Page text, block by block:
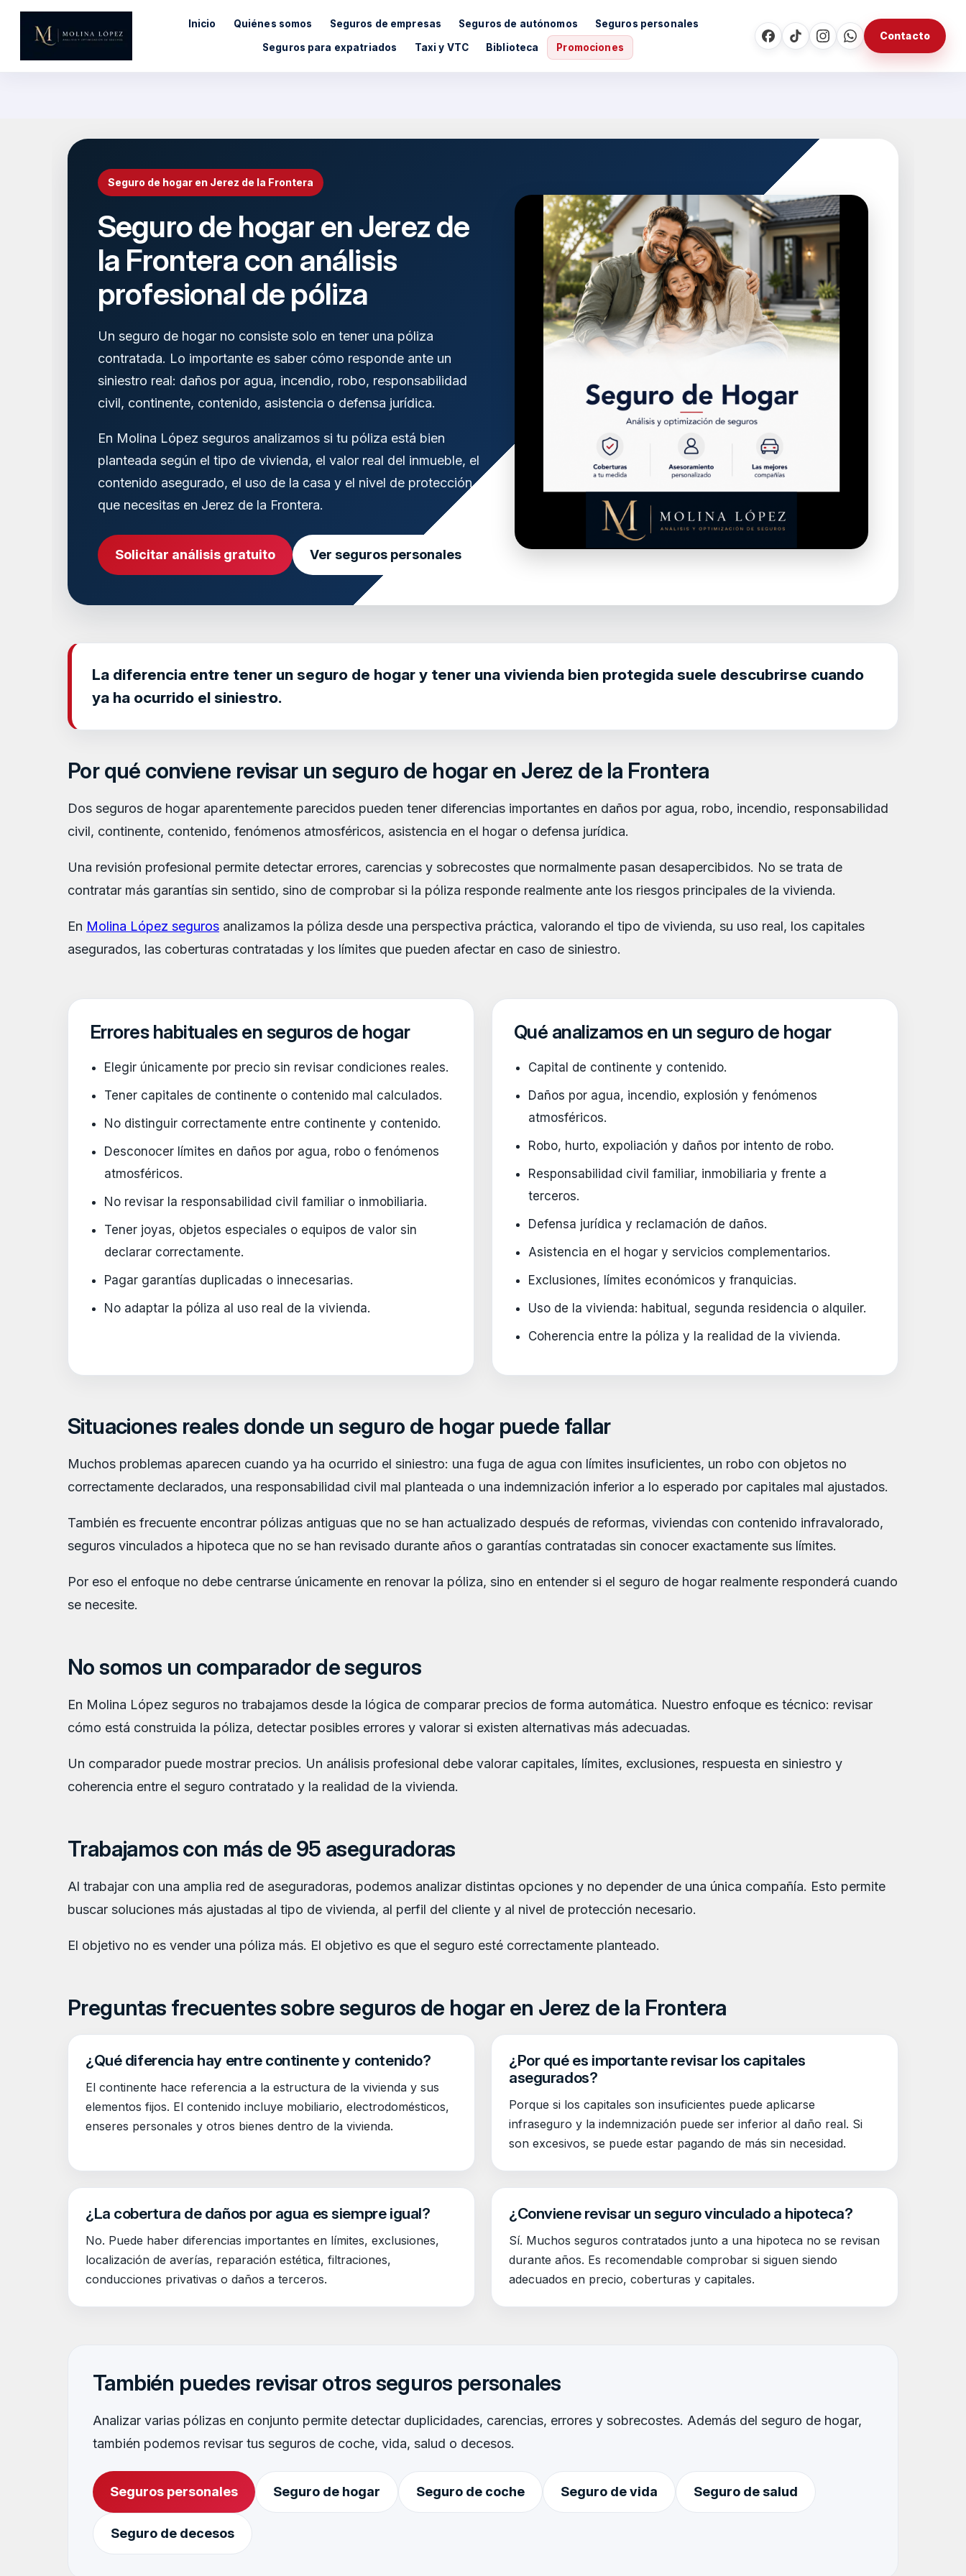
Saltar
contenido
Inicio Quiénes somos Seguros de empresas Seguros de autónomos Seguros personales
Seguros para expatriados Taxi y VTC Biblioteca Promociones
Contacto
Seguro de hogar en Jerez de la Frontera
Seguro de hogar en Jerez de
la Frontera con análisis
profesional de póliza
Un seguro de hogar no consiste solo en tener una póliza
contratada. Lo importante es saber cómo responde ante un
siniestro real: daños por agua, incendio, robo, responsabilidad
civil, continente, contenido, asistencia o defensa jurídica.
En Molina López seguros analizamos si tu póliza está bien
planteada según el tipo de vivienda, el valor real del inmueble, el
contenido asegurado, el uso de la casa y el nivel de protección
que necesitas en Jerez de la Frontera.
Solicitar análisis gratuito Ver seguros personales
La diferencia entre tener un seguro de hogar y tener una vivienda bien protegida suele descubrirse cuando
ya ha ocurrido el siniestro.
Por qué conviene revisar un seguro de hogar en Jerez de la Frontera
Dos seguros de hogar aparentemente parecidos pueden tener diferencias importantes en daños por agua, robo, incendio, responsabilidad
civil, continente, contenido, fenómenos atmosféricos, asistencia en el hogar o defensa jurídica.
Una revisión profesional permite detectar errores, carencias y sobrecostes que normalmente pasan desapercibidos. No se trata de
contratar más garantías sin sentido, sino de comprobar si la póliza responde realmente ante los riesgos principales de la vivienda.
En Molina López seguros analizamos la póliza desde una perspectiva práctica, valorando el tipo de vivienda, su uso real, los capitales
asegurados, las coberturas contratadas y los límites que pueden afectar en caso de siniestro.
Errores habituales en seguros de hogar
Elegir únicamente por precio sin revisar condiciones reales.
Tener capitales de continente o contenido mal calculados.
No distinguir correctamente entre continente y contenido.
Desconocer límites en daños por agua, robo o fenómenos
atmosféricos.
No revisar la responsabilidad civil familiar o inmobiliaria.
Tener joyas, objetos especiales o equipos de valor sin
declarar correctamente.
Pagar garantías duplicadas o innecesarias.
No adaptar la póliza al uso real de la vivienda.
Qué analizamos en un seguro de hogar
Capital de continente y contenido.
Daños por agua, incendio, explosión y fenómenos
atmosféricos.
Robo, hurto, expoliación y daños por intento de robo.
Responsabilidad civil familiar, inmobiliaria y frente a
terceros.
Defensa jurídica y reclamación de daños.
Asistencia en el hogar y servicios complementarios.
Exclusiones, límites económicos y franquicias.
Uso de la vivienda: habitual, segunda residencia o alquiler.
Coherencia entre la póliza y la realidad de la vivienda.
Situaciones reales donde un seguro de hogar puede fallar
Muchos problemas aparecen cuando ya ha ocurrido el siniestro: una fuga de agua con límites insuficientes, un robo con objetos no
correctamente declarados, una responsabilidad civil mal planteada o una indemnización inferior a lo esperado por capitales mal ajustados.
También es frecuente encontrar pólizas antiguas que no se han actualizado después de reformas, viviendas con contenido infravalorado,
seguros vinculados a hipoteca que no se han revisado durante años o garantías contratadas sin conocer exactamente sus límites.
Por eso el enfoque no debe centrarse únicamente en renovar la póliza, sino en entender si el seguro de hogar realmente responderá cuando
se necesite.
No somos un comparador de seguros
En Molina López seguros no trabajamos desde la lógica de comparar precios de forma automática. Nuestro enfoque es técnico: revisar
cómo está construida la póliza, detectar posibles errores y valorar si existen alternativas más adecuadas.
Un comparador puede mostrar precios. Un análisis profesional debe valorar capitales, límites, exclusiones, respuesta en siniestro y
coherencia entre el seguro contratado y la realidad de la vivienda.
Trabajamos con más de 95 aseguradoras
Al trabajar con una amplia red de aseguradoras, podemos analizar distintas opciones y no depender de una única compañía. Esto permite
buscar soluciones más ajustadas al tipo de vivienda, al perfil del cliente y al nivel de protección necesario.
El objetivo no es vender una póliza más. El objetivo es que el seguro esté correctamente planteado.
Preguntas frecuentes sobre seguros de hogar en Jerez de la Frontera
¿Qué diferencia hay entre continente y contenido?
El continente hace referencia a la estructura de la vivienda y sus
elementos fijos. El contenido incluye mobiliario, electrodomésticos,
enseres personales y otros bienes dentro de la vivienda.
¿Por qué es importante revisar los capitales
asegurados?
Porque si los capitales son insuficientes puede aplicarse
infraseguro y la indemnización puede ser inferior al daño real. Si
son excesivos, se puede estar pagando de más sin necesidad.
¿La cobertura de daños por agua es siempre igual?
No. Puede haber diferencias importantes en límites, exclusiones,
localización de averías, reparación estética, filtraciones,
conducciones privativas o daños a terceros.
¿Conviene revisar un seguro vinculado a hipoteca?
Sí. Muchos seguros contratados junto a una hipoteca no se revisan
durante años. Es recomendable comprobar si siguen siendo
adecuados en precio, coberturas y capitales.
También puedes revisar otros seguros personales
Analizar varias pólizas en conjunto permite detectar duplicidades, carencias, errores y sobrecostes. Además del seguro de hogar,
también podemos revisar tus seguros de coche, vida, salud o decesos.
Seguros personales Seguro de hogar Seguro de coche Seguro de vida Seguro de salud
Seguro de decesos